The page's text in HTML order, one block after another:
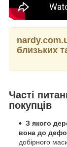
близьких
Часті
покупців
З якого
вона до
добірного